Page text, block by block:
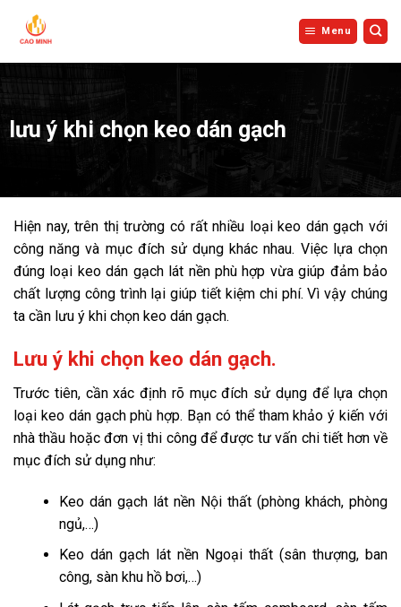
Menu
lưu ý khi chọn keo dán gạch
Hiện nay, trên thị trường có rất nhiều loại keo dán gạch với
công năng và mục đích sử dụng khác nhau. Việc lựa chọn
đúng loại keo dán gạch lát nền phù hợp vừa giúp đảm bảo
chất lượng công trình lại giúp tiết kiệm chi phí. Vì vậy chúng
ta cần lưu ý khi chọn keo dán gạch.
Lưu ý khi chọn keo dán gạch.
Trước tiên, cần xác định rõ mục đích sử dụng để lựa chọn
loại keo dán gạch phù hợp. Bạn có thể tham khảo ý kiến với
nhà thầu hoặc đơn vị thi công để được tư vấn chi tiết hơn về
mục đích sử dụng như:
Keo dán gạch lát nền Nội thất (phòng khách, phòng
ngủ,…)
Keo dán gạch lát nền Ngoại thất (sân thượng, ban
công, sàn khu hồ bơi,…)